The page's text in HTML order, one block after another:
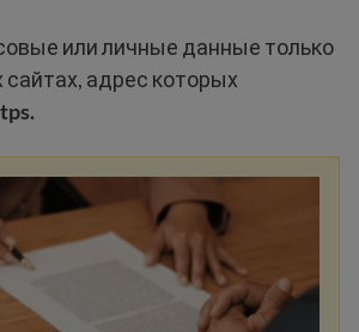
или личные данные только
адрес которых